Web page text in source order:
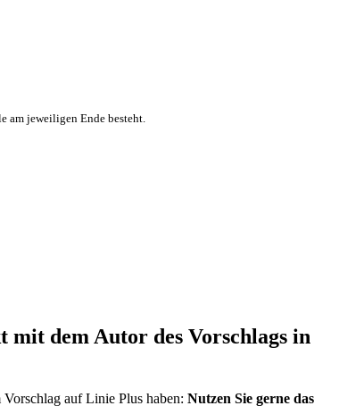
am jeweiligen Ende besteht.
mit dem Autor des Vorschlags in
auf Linie Plus haben: Nutzen Sie gerne das